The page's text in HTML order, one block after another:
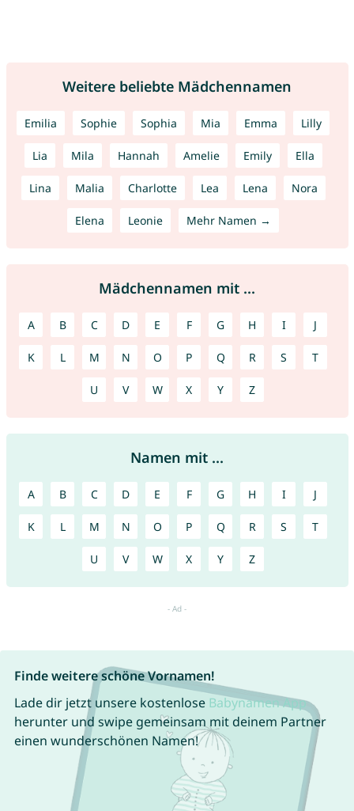
Weitere beliebte Mädchennamen
Emilia Sophie Sophia Mia Emma Lilly
Lia Mila Hannah Amelie Emily Ella
Lina Malia Charlotte Lea Lena Nora
Elena Leonie Mehr Namen →
Mädchennamen mit ...
A B C D E F G H I J
K L M N O P Q R S T
U V W X Y Z
Namen mit ...
A B C D E F G H I J
K L M N O P Q R S T
U V W X Y Z
Finde weitere schöne Vornamen!
Lade dir jetzt unsere kostenlose Babynamen App
herunter und swipe gemeinsam mit deinem Partner
einen wunderschönen Namen!